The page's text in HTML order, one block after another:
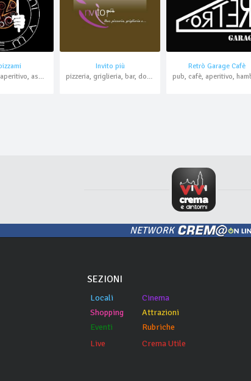
bar, pizzeria, aperitivo, asporto, domicilio
Invito più
pizzeria, griglieria, bar, domicilio, asporto
Retrò Garage Cafè
NETWORK
SEZIONI
Locali
Shopping
Eventi
Live
Cinema
Attrazioni
Rubriche
Crema Utile